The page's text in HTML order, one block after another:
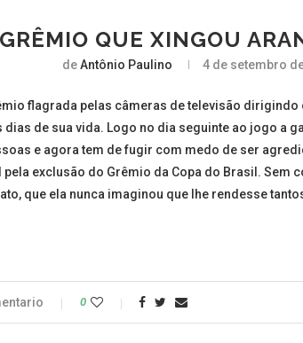
QUE XINGOU
deAntônio Paulino 4 de setembro
flagrada pelas câmeras de televisão
de sua vida. Logo no dia seguinte ao jogo a
e agora tem de fugir com medo de ser
exclusão do Grêmio da Copa do Brasil. Sem
que ela nunca imaginou que lhe rendesse
0